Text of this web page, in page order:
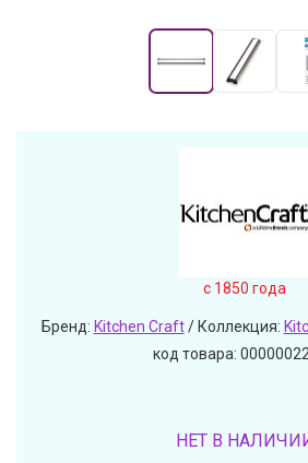
c 1850 года
Бренд: Kitchen Craft/ Коллекция:
код товара:
НЕТ В